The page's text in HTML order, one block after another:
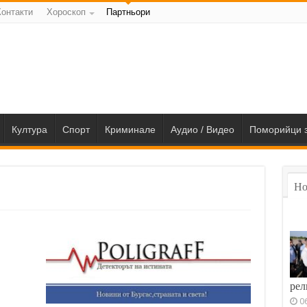
Хороскоп Партньори
Култура Спорт Криминале Аудио / Видео Поморийци